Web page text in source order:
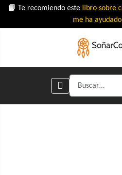
📘 Te recomiendo este libro sobre
me ha
Buscar